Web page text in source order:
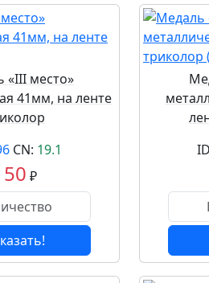
«III место»
41мм, на ленте
CN: 19.1
₽